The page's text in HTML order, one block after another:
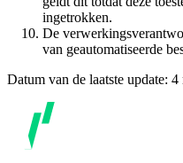
ingetrokken.
De
van geautomatiseerde
Datum van de laatste update: 4